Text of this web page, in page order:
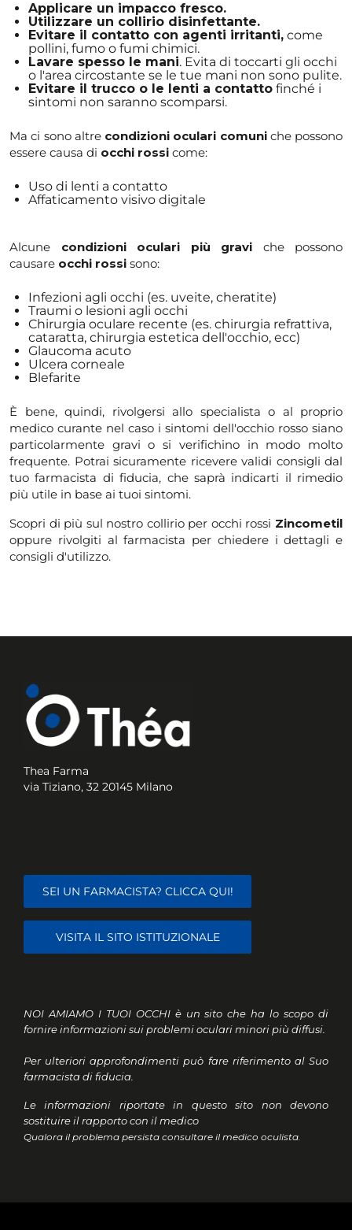
Applicare un impacco fresco.
Utilizzare un collirio disinfettante.
Evitare il contatto con agenti irritanti, come
pollini, fumo o fumi chimici.
Lavare spesso le mani. Evita di toccarti gli occhi
o l'area circostante se le tue mani non sono pulite.
Evitare il trucco o le lenti a contatto finché i
sintomi non saranno scomparsi.
Ma ci sono altrecondizioni oculari comuni che possono
essere causa di occhi rossi come:
Uso di lenti a contatto
Affaticamento visivo digitale
Alcune condizioni oculari più gravi che possono
causare occhi rossi sono:
Infezioni agli occhi (es. uveite, cheratite)
Traumi o lesioni agli occhi
Chirurgia oculare recente (es. chirurgia refrattiva,
cataratta, chirurgia estetica dell'occhio, ecc)
Glaucoma acuto
Ulcera corneale
Blefarite
È bene, quindi, rivolgersi allo specialista o al proprio
medico curante nel caso i sintomi dell'occhio rosso siano
particolarmente gravi o si verifichino in modo molto
frequente. Potrai sicuramente ricevere validi consigli dal
tuo farmacista di fiducia, che saprà indicarti il rimedio
più utile in base ai tuoi sintomi.
Scopri di più sul nostro collirio per occhi rossi Zincometil
oppure rivolgiti al farmacista per chiedere i dettagli e
consigli d'utilizzo.
Thea Farma
via Tiziano, 32 20145 Milano
SEI UN FARMACISTA? CLICCA QUI!
VISITA IL SITO ISTITUZIONALE
NOI AMIAMO I TUOI OCCHI è un sito che ha lo scopo di
fornire informazioni sui problemi oculari minori più diffusi.
Per ulteriori approfondimenti può fare riferimento al Suo
farmacista di fiducia.
Le informazioni riportate in questo sito non devono
sostituire il rapporto con il medico
Qualora il problema persista consultare il medico oculista.